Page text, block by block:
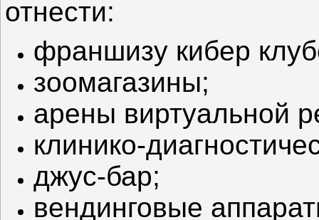
отнести:
франшизу кибер
зоомагазины;
арены виртуальной
клинико-
джус-бар;
вендинговые